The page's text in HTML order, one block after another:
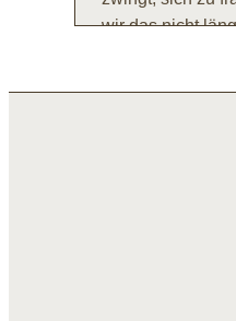
wir das nicht